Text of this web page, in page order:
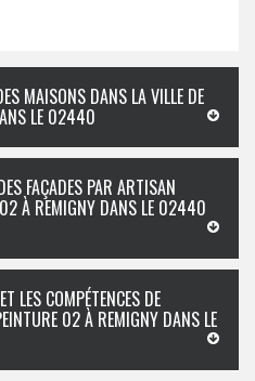
MAISONS DANS LA VILLE DE
LE 02440
FAÇADES PAR ARTISAN
02 À REMIGNY DANS LE 02440
LES COMPÉTENCES DE
02 À REMIGNY DANS LE